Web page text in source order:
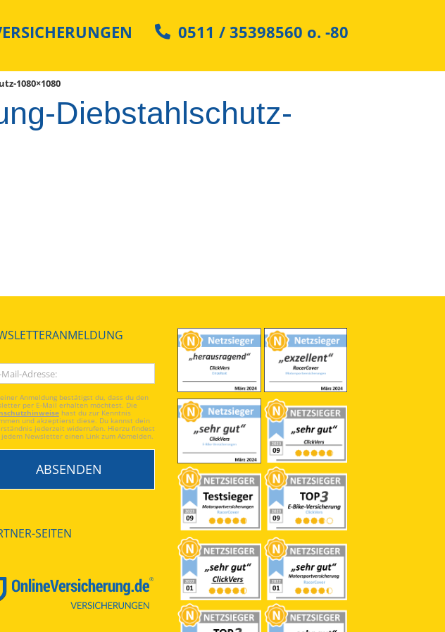
0511 / 35398560 o. -80
1080×1080
Diebstahlschutz-
Anmeldung bestätigst du, dass du den
per E-Mail erhalten möchtest. Die
hast du zur Kenntnis
und akzeptierst diese. Du kannst dein
jederzeit widerrufen. Hierzu findest
Newsletter einen Link zum Abmelden.
SEITEN